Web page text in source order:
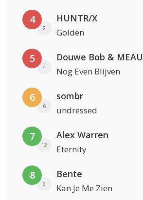
4
2
HUNTR/X
Golden
5
4
Douwe Bob & MEAU
Nog Even Blijven
6
6
sombr
undressed
7
12
Alex Warren
Eternity
8
9
Bente
Kan Je Me Zien